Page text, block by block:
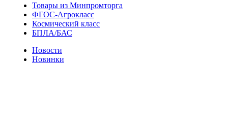
Товары из Минпромторга
ФГОС-Агрокласс
Космический класс
БПЛА/БАС
Новости
Новинки